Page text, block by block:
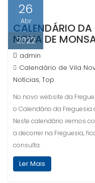
26
Abr
2022
CALENDÁRIO DA
NOVA DE
admin
Calendário de Vila
Notícias,Top
No novo website da
o Calendário da Freguesia
Neste calendário iremos
a decorrer na Freguesia,
consulta.
Ler Mais